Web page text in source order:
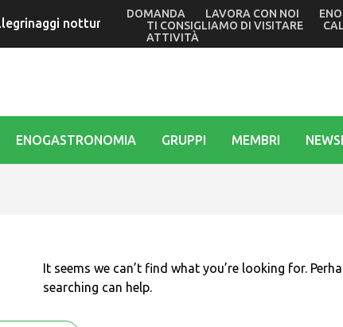
notturni in barca nei giorni di Ferragosto al
DOMANDA LAVORA CON NOI
TI CONSIGLIAMO DI VISITARE
ATTIVITÀ
ENOGASTRONOMIA GRUPPI MEMBRI
It seems we can’t find what you’re looking for.
searching can help.